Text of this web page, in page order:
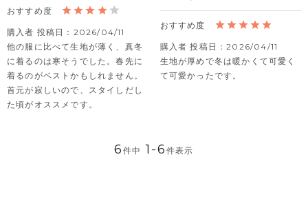
購入者 投稿日
2026/04/11
他の服に比べて生地が薄く、真冬
に着るのは寒そうでした。春先に
着るのがベストかもしれません。
首元が寂しいので、スタイしだし
た頃がオススメです。
購入者 投稿日
2026/04/11
生地が厚めで冬は暖かくて可愛く
て可愛かったです。
6件中 1 -6 件表示